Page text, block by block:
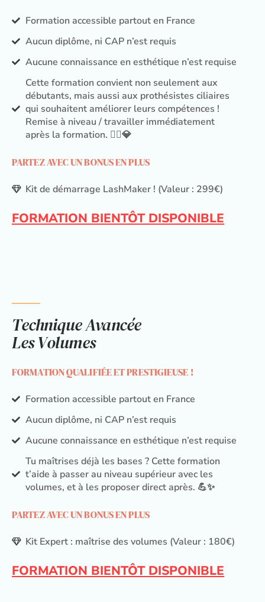
Formation accessible partout en France
Aucun diplôme, ni CAP n’est requis
Aucune connaissance en esthétique n’est requise
Cette formation convient non seulement aux
débutants, mais aussi aux prothésistes ciliaires
qui souhaitent améliorer leurs compétences !
Remise à niveau / travailler immédiatement
après la formation. 💁‍♀️💎
PARTEZ AVEC UN BONUS EN PLUS
Kit de démarrage LashMaker ! (Valeur : 299€)
FORMATION BIENTÔT DISPONIBLE
Technique Avancée
Les Volumes
FORMATION QUALIFIÉE ET PRESTIGIEUSE !
Formation accessible partout en France
Aucun diplôme, ni CAP n’est requis
Aucune connaissance en esthétique n’est requise
Tu maîtrises déjà les bases ? Cette formation
t’aide à passer au niveau supérieur avec les
volumes, et à les proposer direct après. 💪✨
PARTEZ AVEC UN BONUS EN PLUS
Kit Expert : maîtrise des volumes (Valeur : 180€)
FORMATION BIENTÔT DISPONIBLE